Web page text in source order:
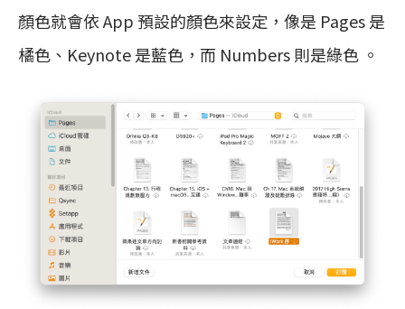
顏色就會依 App 預設的顏色來設定，像是 Pages 是
橘色、Keynote 是藍色，而 Numbers 則是綠色 。